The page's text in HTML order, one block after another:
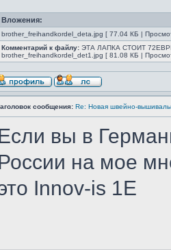
Вложения:
brother_freihandkordel_deta.jpg [ 77.04 КБ |
Комментарий к файлу: ЭТА ЛАПКА СТОИТ
brother_freihandkordel_det1.jpg [ 81.08 КБ |
сообщения: Re: Новая швейно-
вы в
на мое
Innov-is 1E